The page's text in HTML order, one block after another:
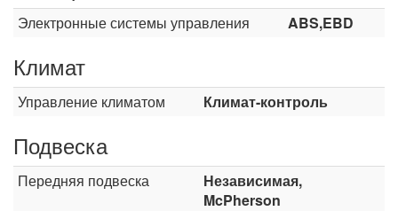
Электронные системы управления ABS,EBD
Климат
Управление климатом Климат-контроль
Подвеска
Передняя подвеска
Независимая,
McPherson